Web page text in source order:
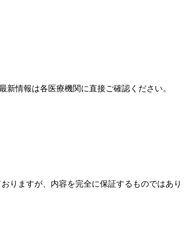
情報は各医療機関に直接ご確認ください。
りますが、内容を完全に保証するものではあり